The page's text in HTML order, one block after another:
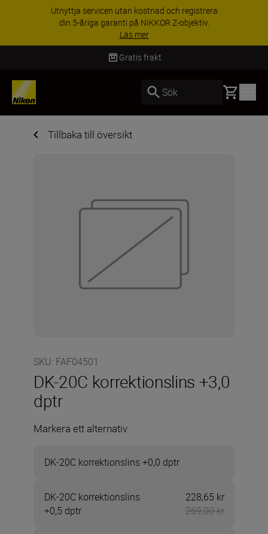
Utnyttja servicen utan kostnad och registrera
din 5-åriga garanti på NIKKOR Z-objektiv.
Läs mer
Gratis frakt
Sök Basket
Tillbaka till översikt
SKU: FAF04501
DK-20C korrektionslins +3,0
dptr
Markera ett alternativ
DK-20C korrektionslins +0,0 dptr
DK-20C korrektionslins
+0,5 dptr
Nu
228,65 kr
269,00 kr